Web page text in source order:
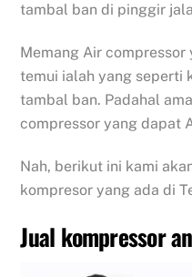
tambal ban di pinggir
Memang Air
temui ialah yang seperti
tambal ban. Padahal
compressor yang dapat
Nah, berikut ini kami
kompresor yang ada di
Jual kompressor